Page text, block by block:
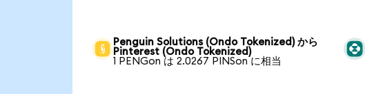
Penguin Solutions (Ondo Tokenized) から
Pinterest (Ondo Tokenized)
1 PENGon は 2.0267 PINSon に相当